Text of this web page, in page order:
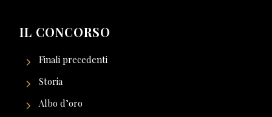
IL CONCORSO
Finali precedenti
Storia
Albo d’oro